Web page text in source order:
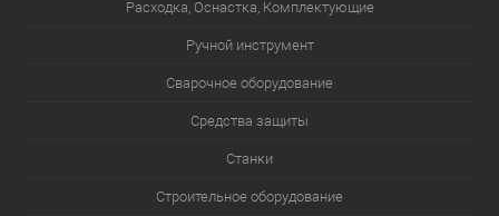
Расходка, Оснастка, Комплектующие
Ручной инструмент
Сварочное оборудование
Средства защиты
Станки
Строительное оборудование